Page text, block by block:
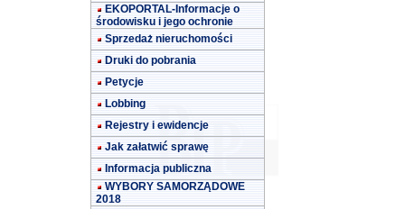
EKOPORTAL-Informacje o
środowisku i jego ochronie
Sprzedaż nieruchomości
Druki do pobrania
Petycje
Lobbing
Rejestry i ewidencje
Jak załatwić sprawę
Informacja publiczna
WYBORY SAMORZĄDOWE
2018